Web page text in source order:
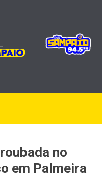
no
em Palmeira